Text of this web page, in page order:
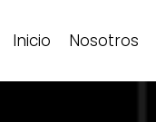
Inicio Nosotros